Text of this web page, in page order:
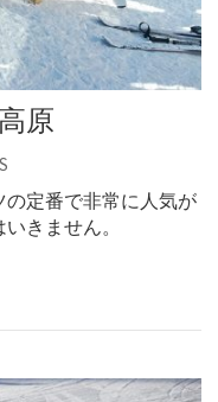
原
定番で非常に人気が
きません。